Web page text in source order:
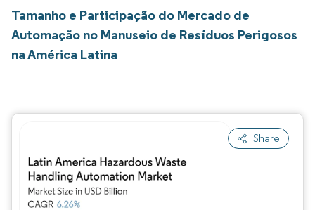
Tamanho e Participação do Mercado de
Automação no Manuseio de Resíduos Perigosos
na América Latina
Share